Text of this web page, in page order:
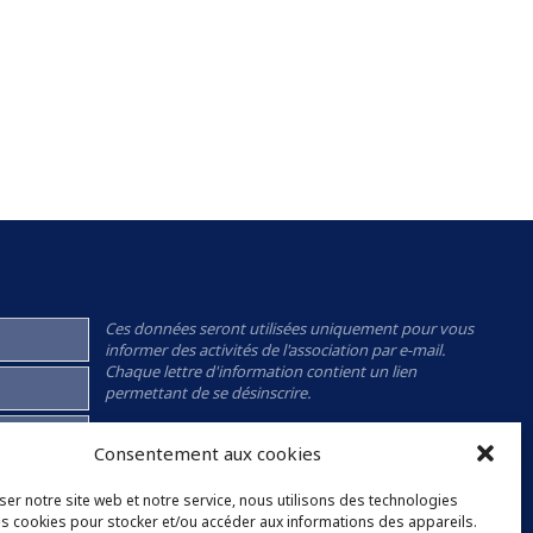
Consentement aux cookies
notre site web et notre service, nous utilisons des technologies
cookies pour stocker et/ou accéder aux informations des appareils.
Ces données seront utilisées uniquement pour vous
informer des activités de l'association par e-mail.
Chaque lettre d'information contient un lien
permettant de se désinscrire.
l'association.